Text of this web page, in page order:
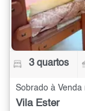
3 quartos
Sobrado à Venda
Vila Ester